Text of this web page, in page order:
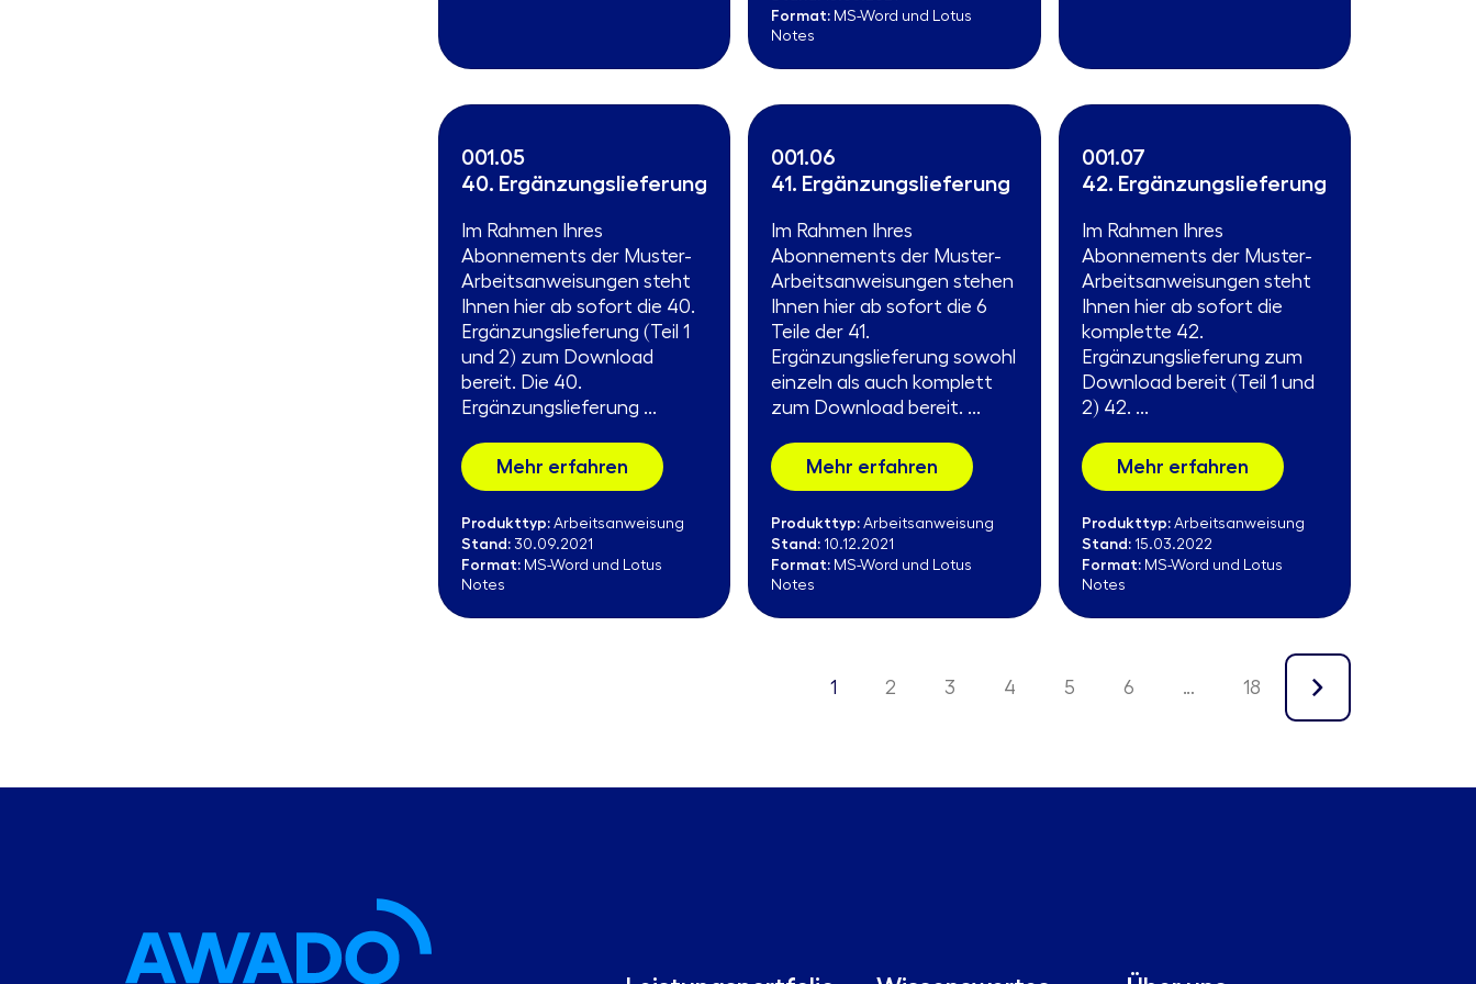
Format: MS-Word und Lotus
Notes
001.05
40. Ergänzungslieferung
Im Rahmen Ihres
Abonnements der Muster-
Arbeitsanweisungen steht
Ihnen hier ab sofort die 40.
Ergänzungslieferung (Teil 1
und 2) zum Download
bereit. Die 40.
Ergänzungslieferung ...
Mehr erfahren
Produkttyp: Arbeitsanweisung
Stand: 30.09.2021
Format: MS-Word und Lotus
Notes
001.06
41. Ergänzungslieferung
Im Rahmen Ihres
Abonnements der Muster-
Arbeitsanweisungen stehen
Ihnen hier ab sofort die 6
Teile der 41.
Ergänzungslieferung sowohl
einzeln als auch komplett
zum Download bereit. ...
Mehr erfahren
Produkttyp: Arbeitsanweisung
Stand: 10.12.2021
Format: MS-Word und Lotus
Notes
001.07
42. Ergänzungslieferung
Im Rahmen Ihres
Abonnements der Muster-
Arbeitsanweisungen steht
Ihnen hier ab sofort die
komplette 42.
Ergänzungslieferung zum
Download bereit (Teil 1 und
2) 42. ...
Mehr erfahren
Produkttyp:Arbeitsanweisung
Stand:15.03.2022
Format:MS-Word und Lotus
Notes
1 2 3 4 5 6 18